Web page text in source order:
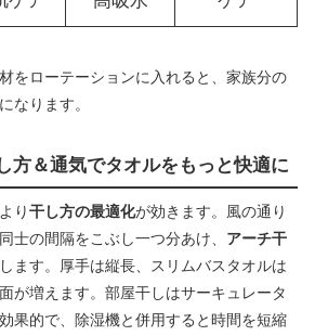
をローテーションに入れると、家族分の
なります。
方＆通気でタオルをもっと快適に
り干し方の最適化が効きます。風の通り
士の間隔をこぶし一つ分あけ、 アーチ干
ます。厚手は縦長、スリムバスタオルは
が増えます。部屋干しはサーキュレータ
果的で、除湿機と併用すると時間を短縮